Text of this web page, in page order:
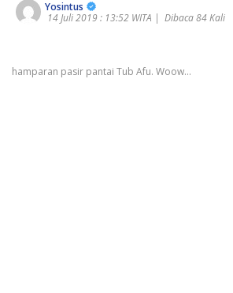
Yosintus
14 Juli 2019 : 13:52 WITA | Dibaca 84 Kali
hamparan pasir pantai Tub Afu. Woow...